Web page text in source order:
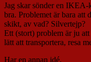
Jag skar sönder en
bra. Problemet är bara att
skikt, av vad? Silvertejp?
Ett (stort) problem är ju
lätt att transportera, resa
Har en annan idé.